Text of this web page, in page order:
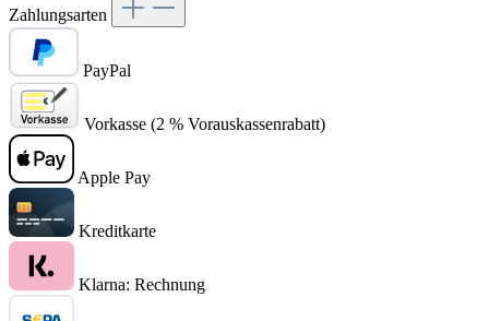
Zahlungsarten
PayPal
Vorkasse (2 % Vorauskassenrabatt)
Apple Pay
Kreditkarte
Klarna: Rechnung